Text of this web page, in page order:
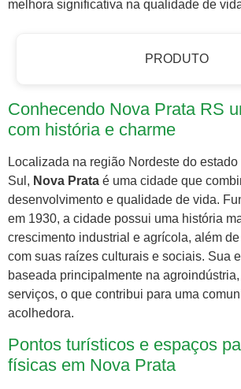
melhora significativa na qualidade de
PRODUTO
Conhecendo Nova Prata RS
com história e charme
Localizada na região Nordeste do estado
Sul, Nova Prata é uma cidade que
desenvolvimento e qualidade de vida.
em 1930, a cidade possui uma história
crescimento industrial e agrícola, além
com suas raízes culturais e sociais. Sua
baseada principalmente na
serviços, o que contribui para uma
acolhedora.
Pontos turísticos e espaços
físicas em Nova Prata